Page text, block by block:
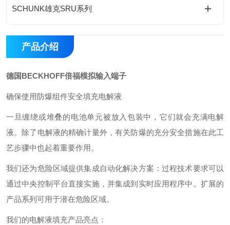
SCHUNK雄克SRU系列
产品介绍
德国BECKHOFF倍福模拟输入端子
确保使用防爆组件安全填充电解液
一旦缠绕或堆叠的电池单元被放入包装中，它们就会充满电解
液。除了电解液的精确计量外，有关防爆的充分安全措施在此工
艺步骤中也起着重要作用。
我们还为危险区域提供集成自动化解决方案：过程技术要求可以
通过中央控制平台直接实施，并集成到实时应用程序中。扩展的
产品系列可用于潜在危险区域。
我们的电解液填充产品亮点：